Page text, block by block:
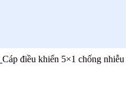
Cáp điều khiển 5×1 chống